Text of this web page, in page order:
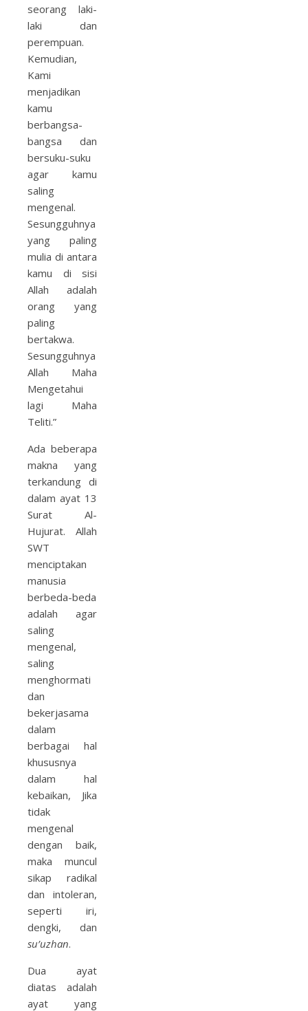
seorang laki-
laki dan
perempuan.
Kemudian,
Kami
menjadikan
kamu
berbangsa-
bangsa dan
bersuku-suku
agar kamu
saling
mengenal.
Sesungguhnya
yang paling
mulia di antara
kamu di sisi
Allah adalah
orang yang
paling
bertakwa.
Sesungguhnya
Allah Maha
Mengetahui
lagi Maha
Teliti.”
Ada beberapa
makna yang
terkandung di
dalam ayat 13
Surat Al-
Hujurat. Allah
SWT
menciptakan
manusia
berbeda-beda
adalah agar
saling
mengenal,
saling
menghormati
dan
bekerjasama
dalam
berbagai hal
khususnya
dalam hal
kebaikan, Jika
tidak
mengenal
dengan baik,
maka muncul
sikap radikal
dan intoleran,
seperti iri,
dengki, dan
su’uzhan.
Dua ayat
diatas adalah
ayat yang